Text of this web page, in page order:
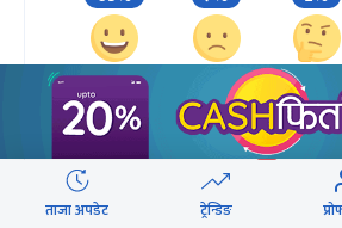
खुसी दुःखी
24%
ताजा अपडेट ट्रेन्डिङ